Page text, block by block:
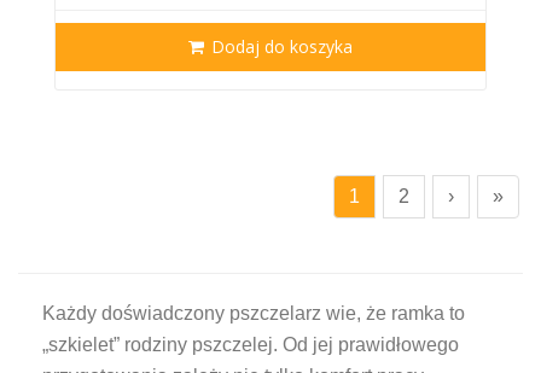
Dodaj do koszyka
1 2 › »
Każdy doświadczony pszczelarz wie, że ramka to
„szkielet” rodziny pszczelej. Od jej prawidłowego